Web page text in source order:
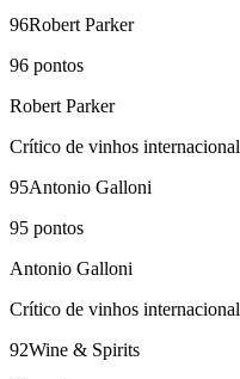
96Robert Parker
96 pontos
Robert Parker
Crítico de vinhos internacional
95Antonio Galloni
95 pontos
Antonio Galloni
Crítico de vinhos internacional
92Wine & Spirits